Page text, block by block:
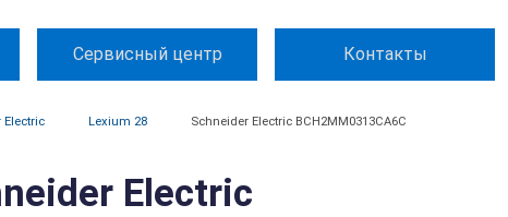
Сервисный центр Контакты
Electric Lexium 28 Schneider Electric BCH2MM0313CA6C
Electric